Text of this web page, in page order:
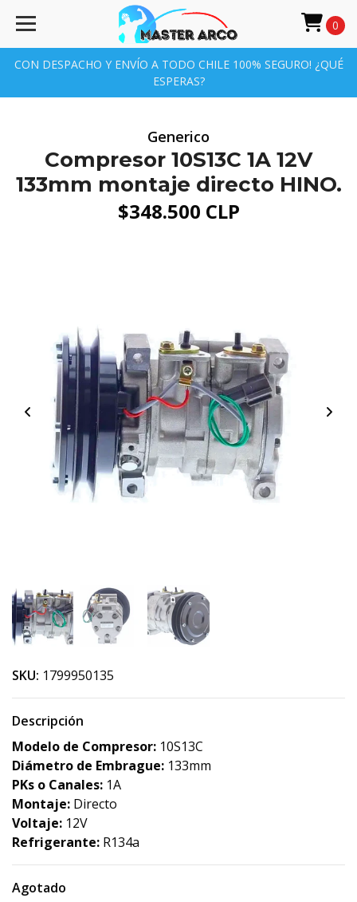
CON DESPACHO Y ENVÍO A TODO CHILE 100% SEGURO! ¿QUÉ
ESPERAS?
0
Generico
Compresor 10S13C 1A 12V
133mm montaje directo HINO.
$348.500 CLP
SKU: 1799950135
Descripción
Modelo de Compresor: 10S13C
Diámetro de Embrague: 133mm
PKs o Canales: 1A
Montaje: Directo
Voltaje: 12V
Refrigerante: R134a
Agotado